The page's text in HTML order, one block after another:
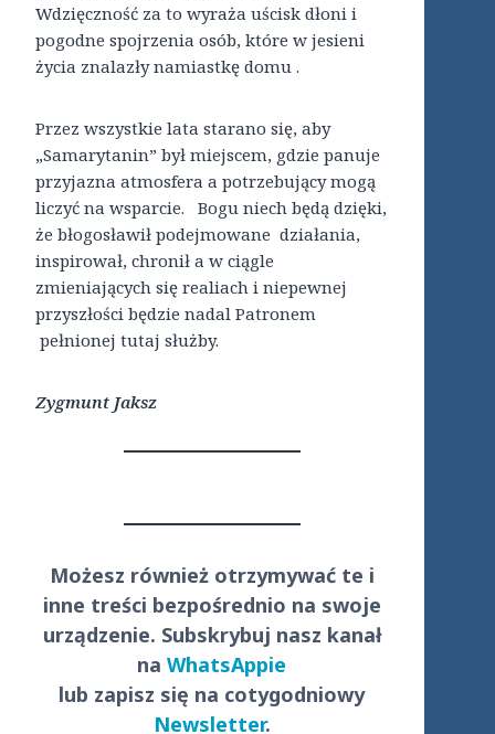
Wdzięczność za to wyraża uścisk dłoni i
pogodne spojrzenia osób, które w jesieni
życia znalazły namiastkę domu .
Przez wszystkie lata starano się, aby
„Samarytanin” był miejscem, gdzie panuje
przyjazna atmosfera a potrzebujący mogą
liczyć na wsparcie. Bogu niech będą dzięki,
że błogosławił podejmowane działania,
inspirował, chronił a w ciągle
zmieniających się realiach i niepewnej
przyszłości będzie nadal Patronem
pełnionej tutaj służby.
Zygmunt Jaksz
Możesz również otrzymywać te i
inne treści bezpośrednio na swoje
urządzenie. Subskrybuj nasz kanał
naWhatsAppie
lub zapisz się na cotygodniowy
Newsletter.